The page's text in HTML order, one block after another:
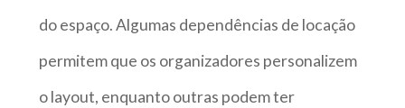
do espaço. Algumas dependências de locação
permitem que os organizadores personalizem
o layout, enquanto outras podem ter